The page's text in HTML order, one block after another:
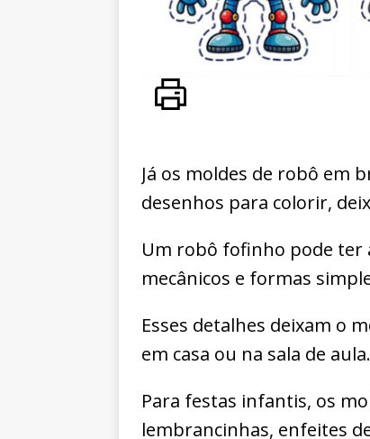
Já os moldes de robô em
desenhos para colorir,
Um robô fofinho pode ter
mecânicos e formas
Esses detalhes deixam o
em casa ou na sala de aula.
Para festas infantis, os
lembrancinhas, enfeites